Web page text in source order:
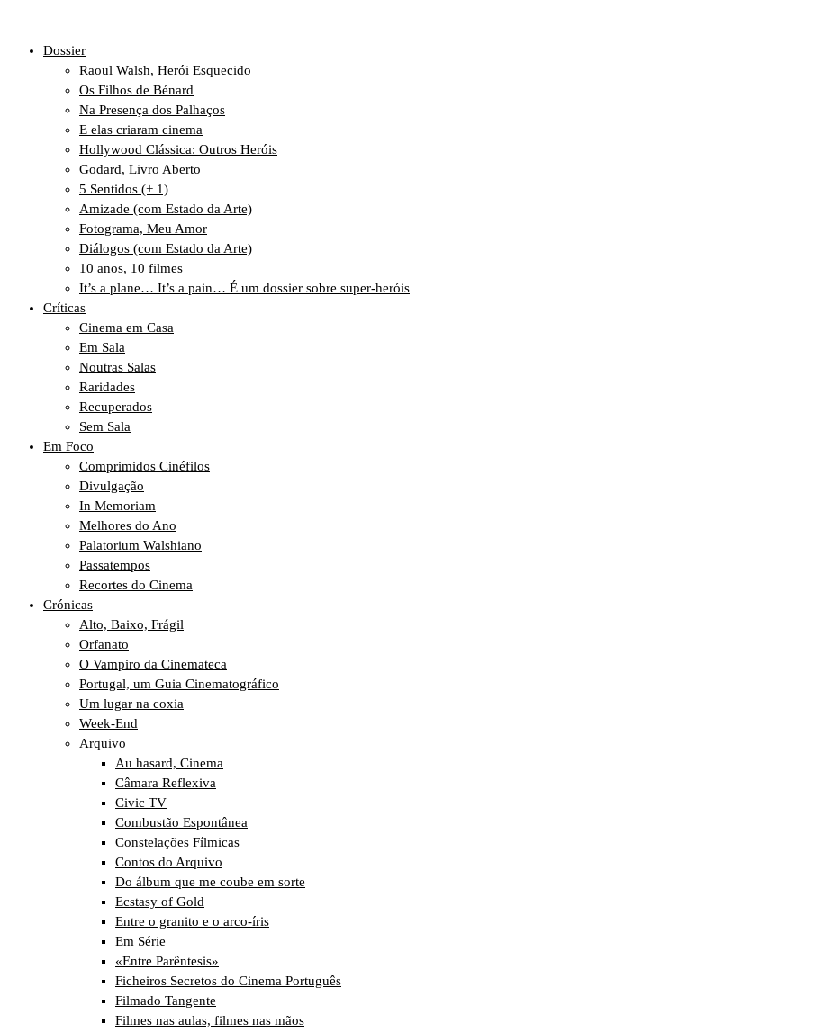
Dossier
Raoul Walsh, Herói Esquecido
Os Filhos de Bénard
Na Presença dos Palhaços
E elas criaram cinema
Hollywood Clássica: Outros Heróis
Godard, Livro Aberto
5 Sentidos (+ 1)
Amizade (com Estado da Arte)
Fotograma, Meu Amor
Diálogos (com Estado da Arte)
10 anos, 10 filmes
It’s a plane… It’s a pain… É um dossier sobre super-heróis
Críticas
Cinema em Casa
Em Sala
Noutras Salas
Raridades
Recuperados
Sem Sala
Em Foco
Comprimidos Cinéfilos
Divulgação
In Memoriam
Melhores do Ano
Palatorium Walshiano
Passatempos
Recortes do Cinema
Crónicas
Alto, Baixo, Frágil
Orfanato
O Vampiro da Cinemateca
Portugal, um Guia Cinematográfico
Um lugar na coxia
Week-End
Arquivo
Au hasard, Cinema
Câmara Reflexiva
Civic TV
Combustão Espontânea
Constelações Fílmicas
Contos do Arquivo
Do álbum que me coube em sorte
Ecstasy of Gold
Entre o granito e o arco-íris
Em Série
«Entre Parêntesis»
Ficheiros Secretos do Cinema Português
Filmado Tangente
Filmes nas aulas, filmes nas mãos